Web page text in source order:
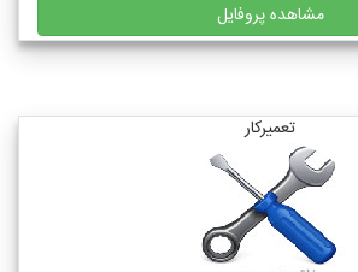
مشاهده پروفایل
تعمیرکار